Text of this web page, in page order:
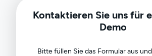
Kontaktieren Sie uns für
Demo
Bitte füllen Sie das Formular aus